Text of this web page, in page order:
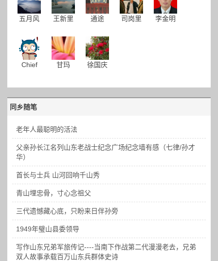
五月风 王新里 通途 司岗里 李金明
Chief 甘玛 徐国庆
同乡随笔
老年人最聪明的活法
父亲孙长江名列山东老战士纪念广场纪念墙有感（七律/孙才
华）
首长与士兵 山河回响千山秀
青山埋忠骨，寸心念祖父
三代遗憾藏心底，只盼来日伴孙旁
1949年璧山县委领导
写作山东兄弟军旅传记----当南下作战第二代漫漫老去，兄弟
双人故事承载百万山东兵群体史诗